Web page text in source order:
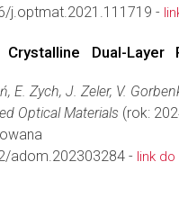
j.optmat.2021.111719 -
Crystalline Dual-
E. Zych, J. Zeler, V.
Optical Materials (rok:
adom.202303284 - link